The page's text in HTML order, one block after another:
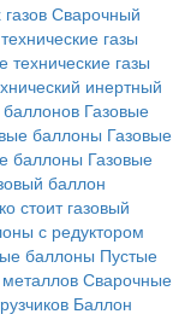
Сварочный
газы
газы
инертный
баллонов Газовые
баллоны Газовые
баллоны Газовые
баллон
стоит газовый
с редуктором
баллоны Пустые
Сварочные
Баллон